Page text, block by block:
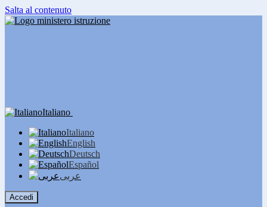
Salta al contenuto
Italiano
Italiano
English
Deutsch
Español
عربى
Accedi